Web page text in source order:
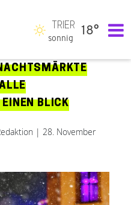
TRIER
sonnig
18°
BLICK
| 28. November